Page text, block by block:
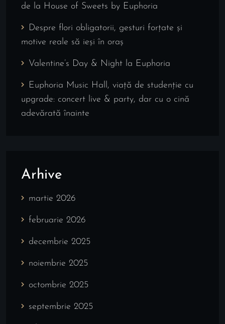
de la House of Sweets by Euphoria
Despre flori obligatorii, gesturi forțate și
motive reale să ieși în oraș
Valentine’s Day & Night la Euphoria
Euphoria Music Hall, viață de studenție cu
upgrade: concert live & party, dar cu o cină
adevărată înainte
Arhive
martie 2026
februarie 2026
decembrie 2025
noiembrie 2025
octombrie 2025
septembrie 2025